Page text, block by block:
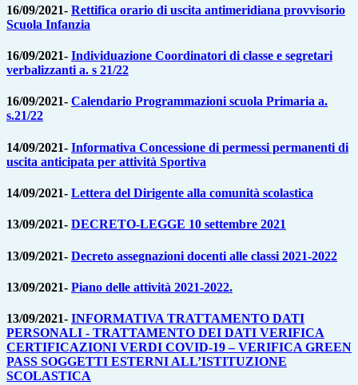
16/09/2021- Rettifica orario di uscita antimeridiana provvisorio
Scuola Infanzia
16/09/2021- Individuazione Coordinatori di classe e segretari
verbalizzanti a. s 21/22
16/09/2021- Calendario Programmazioni scuola Primaria a.
s.21/22
14/09/2021- Informativa Concessione di permessi permanenti di
uscita anticipata per attività Sportiva
14/09/2021- Lettera del Dirigente alla comunità scolastica
13/09/2021- DECRETO-LEGGE 10 settembre 2021
13/09/2021- Decreto assegnazioni docenti alle classi 2021-2022
13/09/2021- Piano delle attività 2021-2022.
13/09/2021- INFORMATIVA TRATTAMENTO DATI
PERSONALI - TRATTAMENTO DEI DATI VERIFICA
CERTIFICAZIONI VERDI COVID-19 – VERIFICA GREEN
PASS SOGGETTI ESTERNI ALL’ISTITUZIONE
SCOLASTICA